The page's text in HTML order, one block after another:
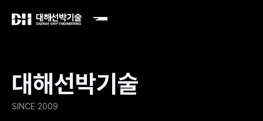
대해선박기술
SINCE 2009